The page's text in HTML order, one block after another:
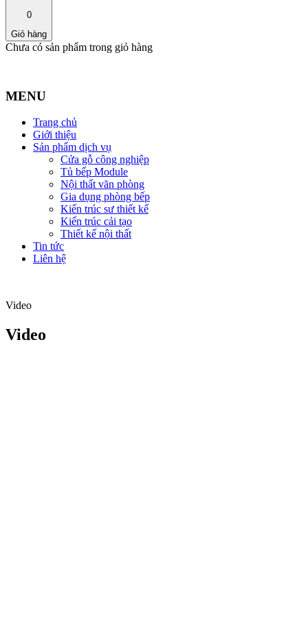
0
Giỏ hàng
Chưa có sản phẩm trong giỏ hàng
MENU
Trang chủ
Giới thiệu
Sản phẩm dịch vụ
Cửa gỗ công nghiệp
Tủ bếp Module
Nội thất văn phòng
Gia dụng phòng bếp
Kiến trúc sư thiết kế
Kiến trúc cải tạo
Thiết kế nội thất
Tin tức
Liên hệ
Video
Video